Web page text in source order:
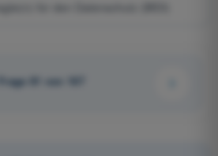
Frage 81 von 167